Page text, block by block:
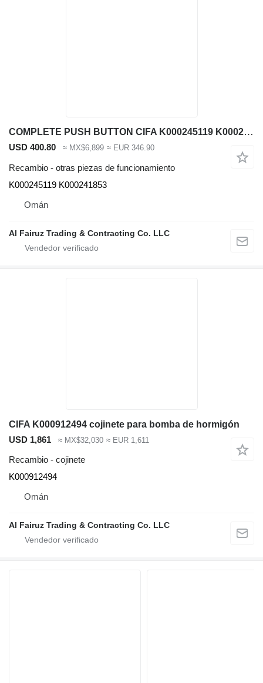
COMPLETE PUSH BUTTON CIFA K000245119 K000241853 para maquinaria de construcción
USD 400.80 ≈ MX$6,899 ≈ EUR 346.90
Recambio - otras piezas de funcionamiento
K000245119 K000241853
Omán
Al Fairuz Trading & Contracting Co. LLC
CIFA K000912494 cojinete para bomba de hormigón
USD 1,861
≈ MX$32,030 ≈ EUR 1,611
Recambio - cojinete
K000912494
Omán
Al Fairuz Trading & Contracting Co. LLC